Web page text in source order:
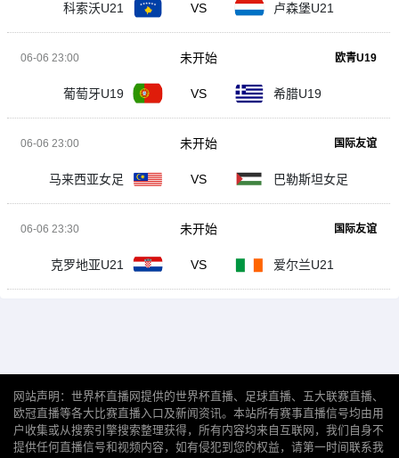
科索沃U21 VS 卢森堡U21
06-06 23:00 欧青U19
葡萄牙U19 VS 希腊U19
未开始
06-06 23:00 国际友谊
马来西亚女足 VS 巴勒斯坦女足
未开始
06-06 23:30 国际友谊
克罗地亚U21 VS 爱尔兰U21
未开始
网站声明：世界杯直播网提供的世界杯直播、足球直播、五大联赛直播、
欧冠直播等各大比赛直播入口及新闻资讯。本站所有赛事直播信号均由用
户收集或从搜索引擎搜索整理获得，所有内容均来自互联网，我们自身不
提供任何直播信号和视频内容，如有侵犯到您的权益，请第一时间联系我